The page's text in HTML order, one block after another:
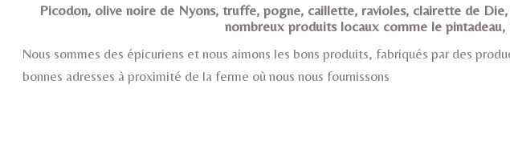
Picodon, olive noire de Nyons, truffe, pogne, caillette, ravioles, clairette de
nombreux produits locaux comme le
Nous sommes des épicuriens et nous aimons les bons produits, fabriqués par des
bonnes adresses à proximité de la ferme où nous nous fournissons